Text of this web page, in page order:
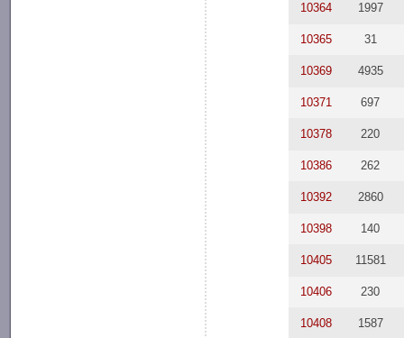
10364 1997
10365 31
10369 4935
10371 697
10378 220
10386 262
10392 2860
10398 140
10405 11581
10406 230
10408 1587